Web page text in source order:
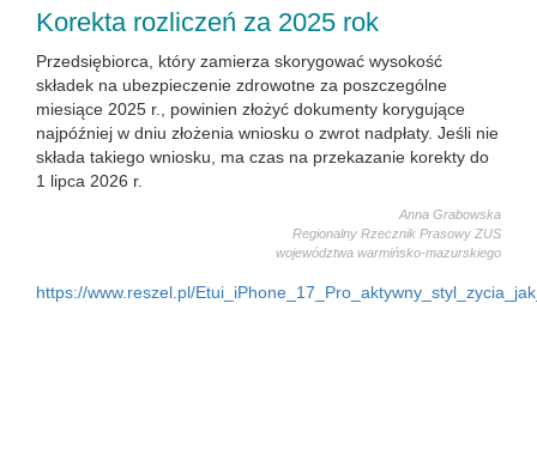
Korekta rozliczeń za 2025 rok
Przedsiębiorca, który zamierza skorygować wysokość
składek na ubezpieczenie zdrowotne za poszczególne
miesiące 2025 r., powinien złożyć dokumenty korygujące
najpóźniej w dniu złożenia wniosku o zwrot nadpłaty. Jeśli nie
składa takiego wniosku, ma czas na przekazanie korekty do
1 lipca 2026 r.
Anna Grabowska
Regionalny Rzecznik Prasowy ZUS
województwa warmińsko-mazurskiego
https://www.reszel.pl/